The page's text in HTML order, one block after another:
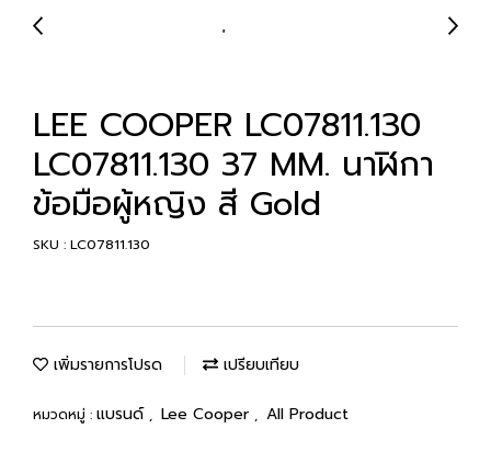
LEE COOPER LC07811.130
LC07811.130 37 MM. นาฬิกา
ข้อมือผู้หญิง สี Gold
SKU : LC07811.130
เพิ่มรายการโปรด เปรียบเทียบ
หมวดหมู่ : แบรนด์ , Lee Cooper , All Product